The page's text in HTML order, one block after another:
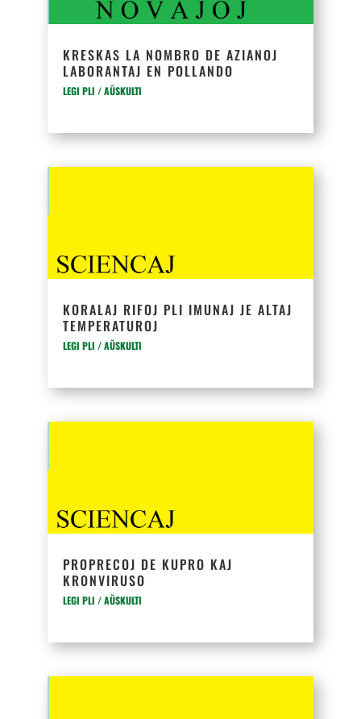
KRESKAS LA NOMBRO DE AZIANOJ
LABORANTAJ EN POLLANDO
LEGI PLI / AŬSKULTI
KORALAJ RIFOJ PLI IMUNAJ JE ALTAJ
TEMPERATUROJ
LEGI PLI / AŬSKULTI
PROPRECOJ DE KUPRO KAJ
KRONVIRUSO
LEGI PLI / AŬSKULTI